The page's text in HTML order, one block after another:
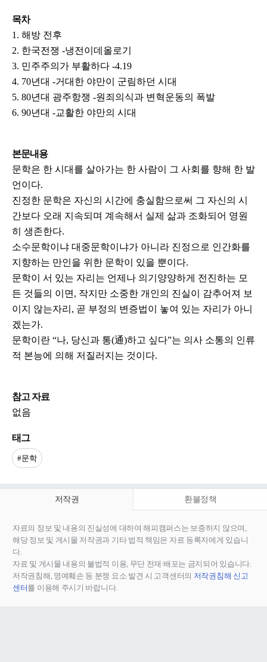
목차
1. 해방 전후
2. 한국전쟁 -냉전이데올로기
3. 민주주의가 부활하다 -4.19
4. 70년대 -거대한 야만이 군림하던 시대
5. 80년대 광주항쟁 -원죄의식과 변혁운동의 폭발
6. 90년대 -교활한 야만의 시대
본문내용
문학은 한 시대를 살아가는 한 사람이 그 사회를 향해 한 발
언이다.
진정한 문학은 자신의 시간에 충실함으로써 그 자신의 시
간보다 오래 지속되며 계속해서 실제 삶과 조화되어 영원
히 생존한다.
소수문학이냐 대중문학이냐가 아니라 진정으로 인간화를
지향하는 만인을 위한 문학이 있을 뿐이다.
문학이 서 있는 자리는 언제나 의기양양하게 전진하는 모
든 것들의 이면, 작지만 소중한 개인의 진실이 감추어져 보
이지 않는자리, 곧 부정의 변증법이 놓여 있는 자리가 아니
겠는가.
문학이란 “나, 당신과 통(通)하고 싶다”는 의사 소통의 인류
적 본능에 의해 저질러지는 것이다.
참고 자료
없음
태그
#문학
저작권 환불정책
자료의 정보 및 내용의 진실성에 대하여 해피캠퍼스는 보증하지 않으며,
해당 정보 및 게시물 저작권과 기타 법적 책임은 자료 등록자에게 있습니
다.
자료 및 게시물 내용의 불법적 이용, 무단 전재∙배포는 금지되어 있습니다.
저작권침해, 명예훼손 등 분쟁 요소 발견 시 고객센터의 저작권침해 신고
센터를 이용해 주시기 바랍니다.